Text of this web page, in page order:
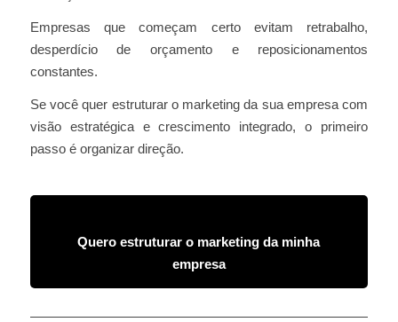
Empresas que começam certo evitam retrabalho,
desperdício de orçamento e reposicionamentos
constantes.
Se você quer estruturar o marketing da sua empresa com
visão estratégica e crescimento integrado, o primeiro
passo é organizar direção.
Quero estruturar o marketing da minha
empresa